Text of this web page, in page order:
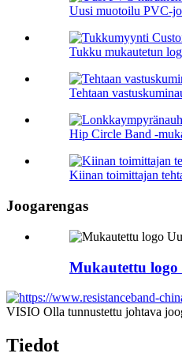
Uusi muotoilu PVC-
Tukku mukautetun
Tehtaan
Hip Circle Band -
Kiinan toimittajan
Joogarengas
Mukautettu logo
VISIO Olla tunnustettu johtava
Tiedot